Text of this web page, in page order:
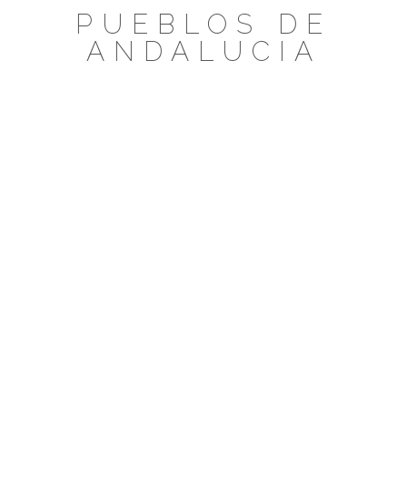
PUEBLOS DE
ANDALUCIA